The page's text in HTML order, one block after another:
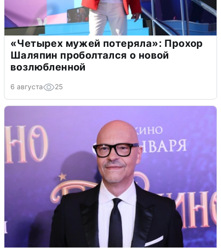
«Четырех мужей потеряла»: Прохор
Шаляпин проболтался о новой
возлюбленной
6 августа 25